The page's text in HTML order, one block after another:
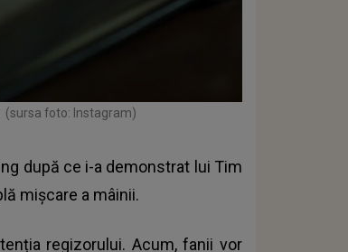
(sursa foto: Instagram)
după ce i-a demonstrat lui Tim
mișcare a mâinii.
regizorului. Acum, fanii vor